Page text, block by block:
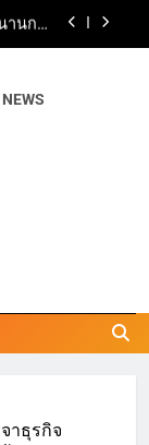
นกว่า
บปรับ
นาน”
ายใต้
ดขึ้น”
for
านฟ้า
มมนา
นาน”
รกิจ"
าธุรกิจ